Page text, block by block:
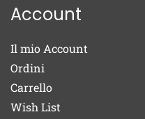
Account
Il mio Account
Ordini
Carrello
Wish List